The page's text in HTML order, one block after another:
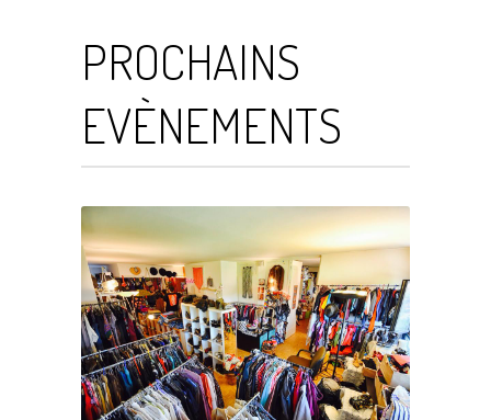
PROCHAINS
EVÈNEMENTS